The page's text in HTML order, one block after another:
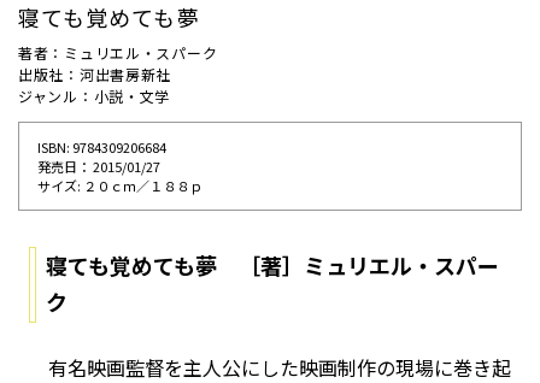
寝ても覚めても夢
著者：ミュリエル・スパーク
出版社：河出書房新社
ジャンル：小説・文学
ISBN: 9784309206684
発売⽇： 2015/01/27
サイズ: ２０ｃｍ／１８８ｐ
寝ても覚めても夢 ［著］ミュリエル・スパー
ク
有名映画監督を主人公にした映画制作の現場に巻き起